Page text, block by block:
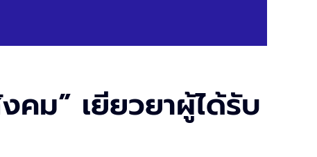
คม” เยียวยาผู้ได้รับ